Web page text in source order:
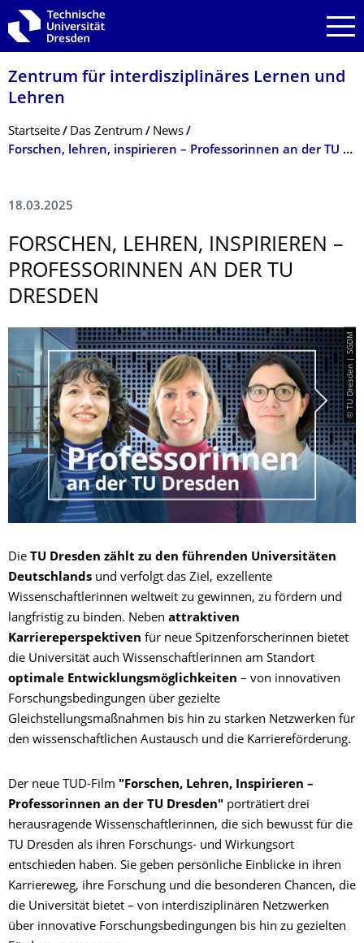
Zur Hauptnavigation springen
Zur Suche springen
Zum Inhalt springen
Zentrum für interdisziplinäres Lernen und
Lehren
Breadcrumb-Menü
Startseite Das Zentrum
News
Forschen, lehren, inspirieren – Professorinnen an der TU Dresden
18.03.2025
FORSCHEN, LEHREN, INSPIRIEREN –
PROFESSORINNEN AN DER TU
DRESDEN
© TU Dresden | SGDM
Die
TU Dresden zählt zu den führenden Universitäten
Deutschlands und verfolgt das Ziel, exzellente
Wissenschaftlerinnen weltweit zu gewinnen, zu fördern und
langfristig zu binden. Neben attraktiven
Karriereperspektiven für neue Spitzenforscherinnen bietet
die Universität auch Wissenschaftlerinnen am Standort
optimale Entwicklungsmöglichkeiten – von innovativen
Forschungsbedingungen über gezielte
Gleichstellungsmaßnahmen bis hin zu starken Netzwerken für
den wissenschaftlichen Austausch und die Karriereförderung.
Der neue TUD-Film "Forschen, Lehren, Inspirieren –
Professorinnen an der TU Dresden" porträtiert drei
herausragende Wissenschaftlerinnen, die sich bewusst für die
TU Dresden als ihren Forschungs- und Wirkungsort
entschieden haben. Sie geben persönliche Einblicke in ihren
Karriereweg, ihre Forschung und die besonderen Chancen, die
die Universität bietet – von interdisziplinären Netzwerken
über innovative Forschungsbedingungen bis hin zu gezielten